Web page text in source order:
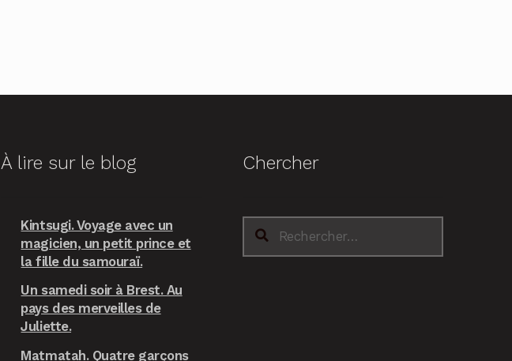
À lire sur le blog
Kintsugi. Voyage avec un
magicien, un petit prince et
la fille du samouraï.
Un samedi soir à Brest. Au
pays des merveilles de
Juliette.
Matmatah. Quatre garçons
Chercher
Rechercher :